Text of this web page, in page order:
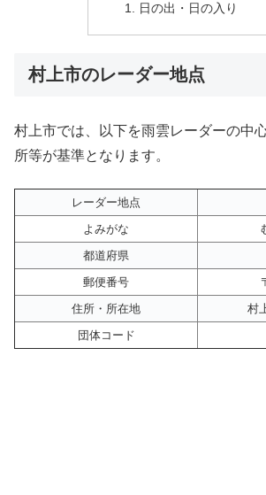
日の出・日の入り
村上市のレーダー地点
村上市では、以下を雨雲レーダーの中
所等が基準となります。
レーダー地点
よみがな
都道府県
郵便番号
住所・所在地
村
団体コード